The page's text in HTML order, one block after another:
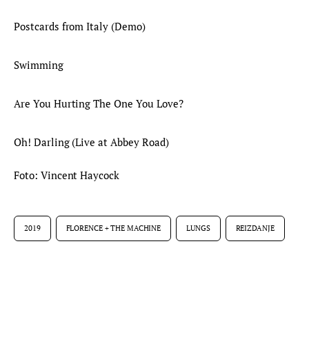
Postcards from Italy (Demo)
Swimming
Are You Hurting The One You Love?
Oh! Darling (Live at Abbey Road)
Foto: Vincent Haycock
2019 FLORENCE + THE MACHINE LUNGS REIZDANJE